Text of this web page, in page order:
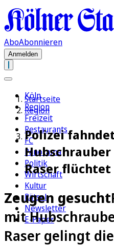
AboAbonnieren
Anmelden
Köln
Region
Freizeit
Restaurants
FC
Panorama
Politik
Wirtschaft
Kultur
Rätsel
Newsletter
E-Paper
Startseite
Region
Polizei
Raser flüchtet
Zeugen gesucht
mit
Raser gelingt